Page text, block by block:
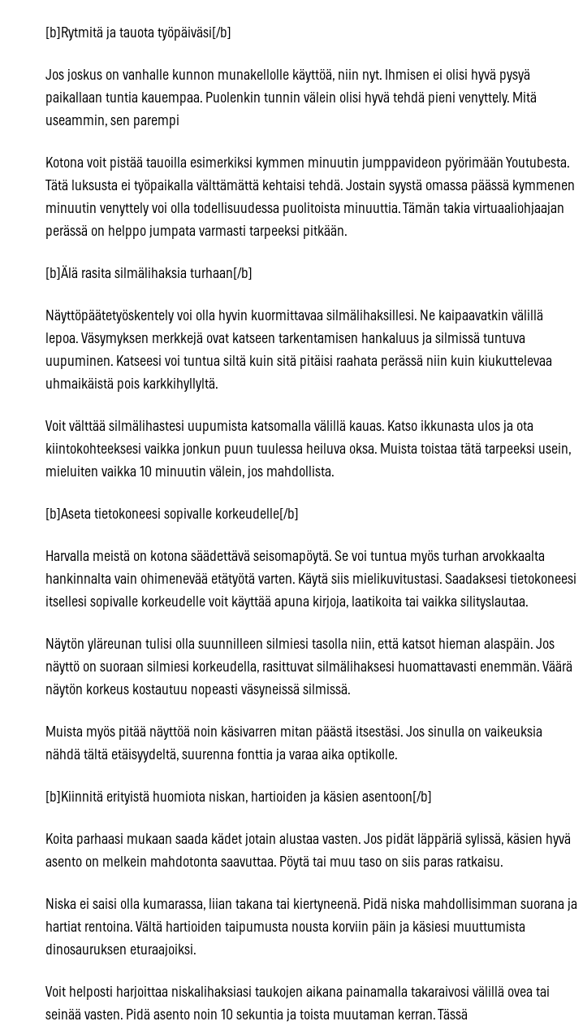
[b]Rytmitä ja tauota työpäiväsi[/b]
Jos joskus on vanhalle kunnon munakellolle käyttöä, niin nyt. Ihmisen ei olisi hyvä pysyä
paikallaan tuntia kauempaa. Puolenkin tunnin välein olisi hyvä tehdä pieni venyttely. Mitä
useammin, sen parempi
Kotona voit pistää tauoilla esimerkiksi kymmen minuutin jumppavideon pyörimään Youtubesta.
Tätä luksusta ei työpaikalla välttämättä kehtaisi tehdä. Jostain syystä omassa päässä kymmenen
minuutin venyttely voi olla todellisuudessa puolitoista minuuttia. Tämän takia virtuaaliohjaajan
perässä on helppo jumpata varmasti tarpeeksi pitkään.
[b]Älä rasita silmälihaksia turhaan[/b]
Näyttöpäätetyöskentely voi olla hyvin kuormittavaa silmälihaksillesi. Ne kaipaavatkin välillä
lepoa. Väsymyksen merkkejä ovat katseen tarkentamisen hankaluus ja silmissä tuntuva
uupuminen. Katseesi voi tuntua siltä kuin sitä pitäisi raahata perässä niin kuin kiukuttelevaa
uhmaikäistä pois karkkihyllyltä.
Voit välttää silmälihastesi uupumista katsomalla välillä kauas. Katso ikkunasta ulos ja ota
kiintokohteeksesi vaikka jonkun puun tuulessa heiluva oksa. Muista toistaa tätä tarpeeksi usein,
mieluiten vaikka 10 minuutin välein, jos mahdollista.
[b]Aseta tietokoneesi sopivalle korkeudelle[/b]
Harvalla meistä on kotona säädettävä seisomapöytä. Se voi tuntua myös turhan arvokkaalta
hankinnalta vain ohimenevää etätyötä varten. Käytä siis mielikuvitustasi. Saadaksesi tietokoneesi
itsellesi sopivalle korkeudelle voit käyttää apuna kirjoja, laatikoita tai vaikka silityslautaa.
Näytön yläreunan tulisi olla suunnilleen silmiesi tasolla niin, että katsot hieman alaspäin. Jos
näyttö on suoraan silmiesi korkeudella, rasittuvat silmälihaksesi huomattavasti enemmän. Väärä
näytön korkeus kostautuu nopeasti väsyneissä silmissä.
Muista myös pitää näyttöä noin käsivarren mitan päästä itsestäsi. Jos sinulla on vaikeuksia
nähdä tältä etäisyydeltä, suurenna fonttia ja varaa aika optikolle.
[b]Kiinnitä erityistä huomiota niskan, hartioiden ja käsien asentoon[/b]
Koita parhaasi mukaan saada kädet jotain alustaa vasten. Jos pidät läppäriä sylissä, käsien hyvä
asento on melkein mahdotonta saavuttaa. Pöytä tai muu taso on siis paras ratkaisu.
Niska ei saisi olla kumarassa, liian takana tai kiertyneenä. Pidä niska mahdollisimman suorana ja
hartiat rentoina. Vältä hartioiden taipumusta nousta korviin päin ja käsiesi muuttumista
dinosauruksen eturaajoiksi.
Voit helposti harjoittaa niskalihaksiasi taukojen aikana painamalla takaraivosi välillä ovea tai
seinää vasten. Pidä asento noin 10 sekuntia ja toista muutaman kerran. Tässä